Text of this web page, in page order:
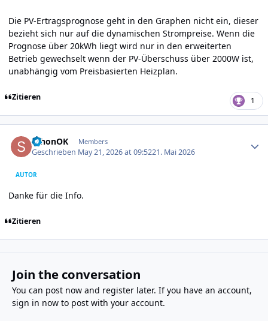
Die PV-Ertragsprognose geht in den Graphen nicht ein, dieser
bezieht sich nur auf die dynamischen Strompreise. Wenn die
Prognose über 20kWh liegt wird nur in den erweiterten
Betrieb gewechselt wenn der PV-Überschuss über 2000W ist,
unabhängig vom Preisbasierten Heizplan.
Zitieren 1
schonOK Members
Geschrieben May 21, 2026 at 09:5221. Mai 2026
AUTOR
Danke für die Info.
Zitieren
Join the conversation
You can post now and register later. If you have an account,
sign in nowto post with your account.